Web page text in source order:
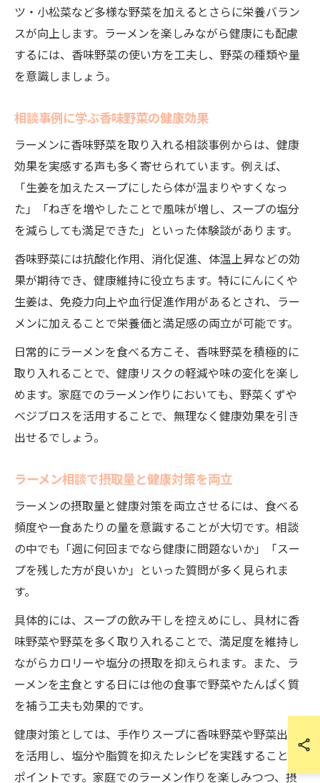
ツ・小松菜など多様な野菜を加えるとさらに栄養バラン
スが向上します。ラーメンを楽しみながら健康にも配慮
するには、香味野菜の使い方を工夫し、野菜の種類や量
を意識しましょう。
相談事例に学ぶ香味野菜の健康効果
ラーメンに香味野菜を取り入れる相談事例からは、健康
効果を実感する声も多く寄せられています。例えば、
「生姜を加えたスープにしたら体が温まりやすくなっ
た」「ねぎを増やしたことで風味が増し、スープの塩分
を減らしても満足できた」といった体験談があります。
香味野菜には抗酸化作用、消化促進、体温上昇などの効
果が期待でき、健康維持に役立ちます。特ににんにくや
生姜は、免疫力向上や血行促進作用があるとされ、ラー
メンに加えることで栄養価と満足感の両立が可能です。
日常的にラーメンを食べる方こそ、香味野菜を積極的に
取り入れることで、健康リスクの軽減や味の変化を楽し
めます。家庭でのラーメン作りにおいても、野菜くずや
ベジブロスを活用することで、無理なく健康効果を引き
出せるでしょう。
ラーメン相談で摂取量と健康対策を両立
ラーメンの摂取量と健康対策を両立させるには、食べる
頻度や一食あたりの量を意識することが大切です。相談
の中でも「週に何回までなら健康に問題ないか」「スー
プを残した方が良いか」といった質問が多く見られま
す。
具体的には、スープの飲み干しを控えめにし、具材に香
味野菜や野菜を多く取り入れることで、満足度を維持し
ながらカロリーや塩分の摂取を抑えられます。また、ラ
ーメンを主食とする日には他の食事で野菜やたんぱく質
を補う工夫も効果的です。
健康対策としては、手作りスープに香味野菜や野菜出汁
を活用し、塩分や脂質を抑えたレシピを実践することが
ポイントです。家庭でのラーメン作りを楽しみつつ、摂